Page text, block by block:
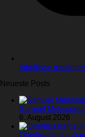
info@ssv-
Neueste Posts
Samuel
6. August 2026
Oberligastart